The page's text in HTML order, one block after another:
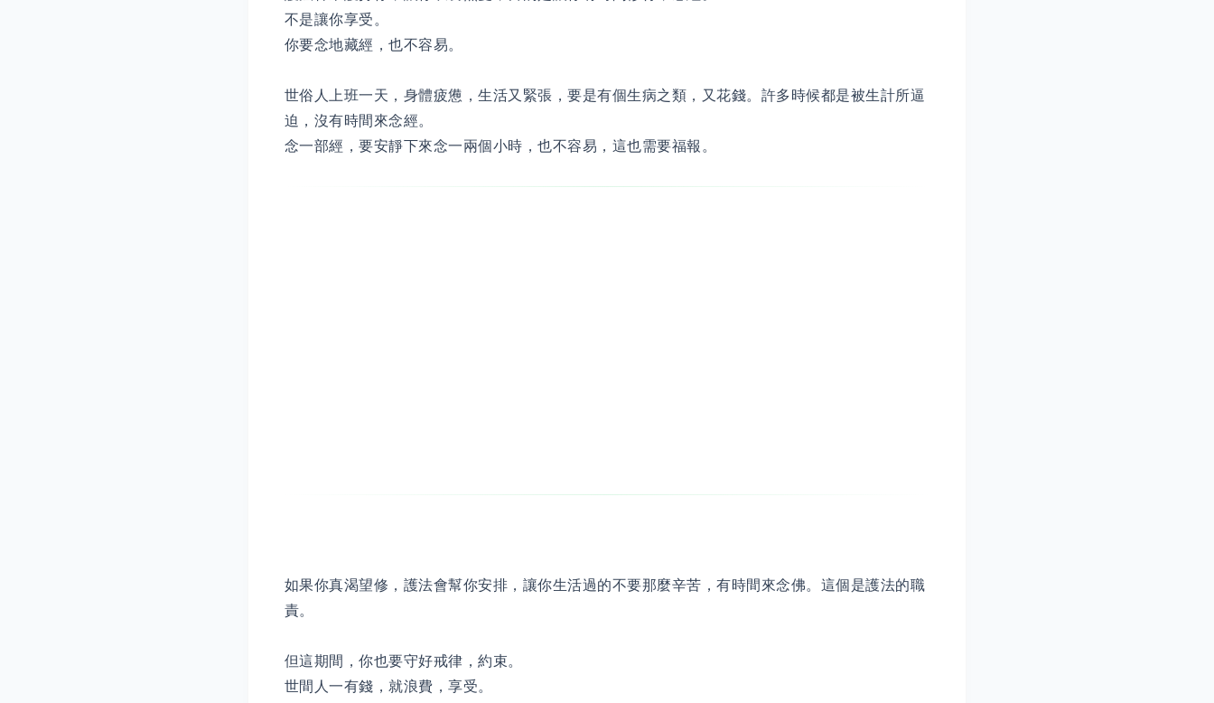
不是讓你享受。
你要念地藏經，也不容易。
世俗人上班一天，身體疲憊，生活又緊張，要是有個生病之類，又花錢。許多時候都是被生計所逼
迫，沒有時間來念經。
念一部經，要安靜下來念一兩個小時，也不容易，這也需要福報。
如果你真渴望修，護法會幫你安排，讓你生活過的不要那麼辛苦，有時間來念佛。這個是護法的職
責。
但這期間，你也要守好戒律，約束。
世間人一有錢，就浪費，享受。